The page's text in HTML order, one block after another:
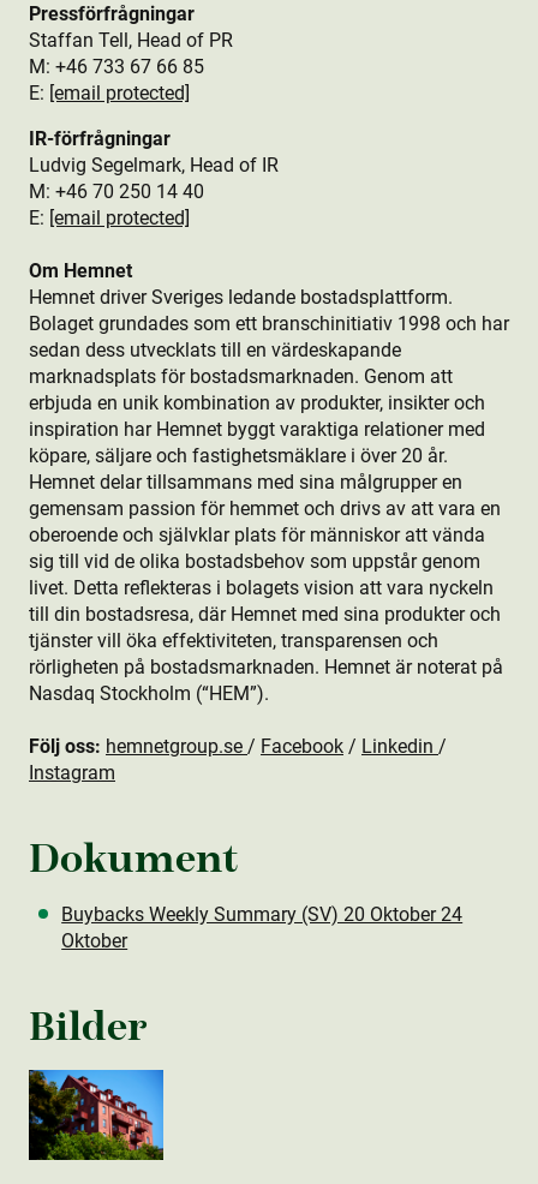
Pressförfrågningar
Staffan Tell, Head of PR
M: +46 733 67 66 85
E: [email protected]
IR-förfrågningar
Ludvig Segelmark, Head of IR
M: +46 70 250 14 40
E: [email protected]
Om Hemnet
Hemnet driver Sveriges ledande bostads­plattform.
Bolaget grundades som ett branschinitiativ 1998 och har
sedan dess utvecklats till en värdeskapande
marknadsplats för bostads­marknaden. Genom att
erbjuda en unik kombination av produkt­er, insikter och
inspiration har Hemnet byggt varaktiga relationer med
köpare, säljare och fastighetsmäklare i över 20 år.
Hemnet delar tillsammans med sina målgrupper en
gemensam passion för hemmet och drivs av att vara en
oberoende och självklar plats för människor att vända
sig till vid de olika bostads­behov som uppstår genom
livet. Detta reflekteras i bolagets vision att vara nyckeln
till din bostads­resa, där Hemnet med sina produkt­er och
tjänster vill öka effektiviteten, transparensen och
rörligheten på bostads­marknaden. Hemnet är noterat på
Nasdaq Stockholm (“HEM”).
Följ oss: hemnetgroup.se / Facebook / Linkedin /
Instagram
Dokument
Buybacks Weekly Summary (SV) 20 Oktober 24
Oktober
Bilder